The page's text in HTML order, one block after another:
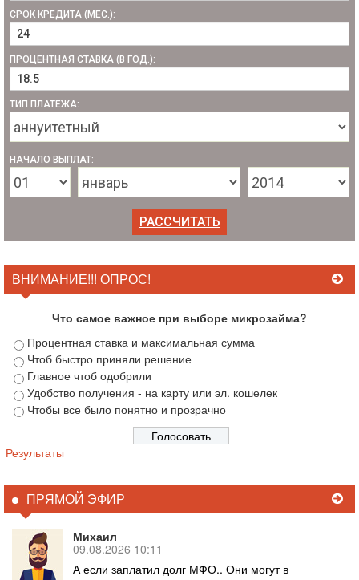
СРОК КРЕДИТА (МЕС.):
ПРОЦЕНТНАЯ СТАВКА (В ГОД.):
ТИП ПЛАТЕЖА:
НАЧАЛО ВЫПЛАТ:
ВНИМАНИЕ!!! ОПРОС!
Что самое важное при выборе микрозайма?
Процентная ставка и максимальная сумма
Чтоб быстро приняли решение
Главное чтоб одобрили
Удобство получения - на карту или эл. кошелек
Чтобы все было понятно и прозрачно
Результаты
ПРЯМОЙ ЭФИР
Михаил
09.08.2026 10:11
А если заплатил долг МФО.. Они могут в